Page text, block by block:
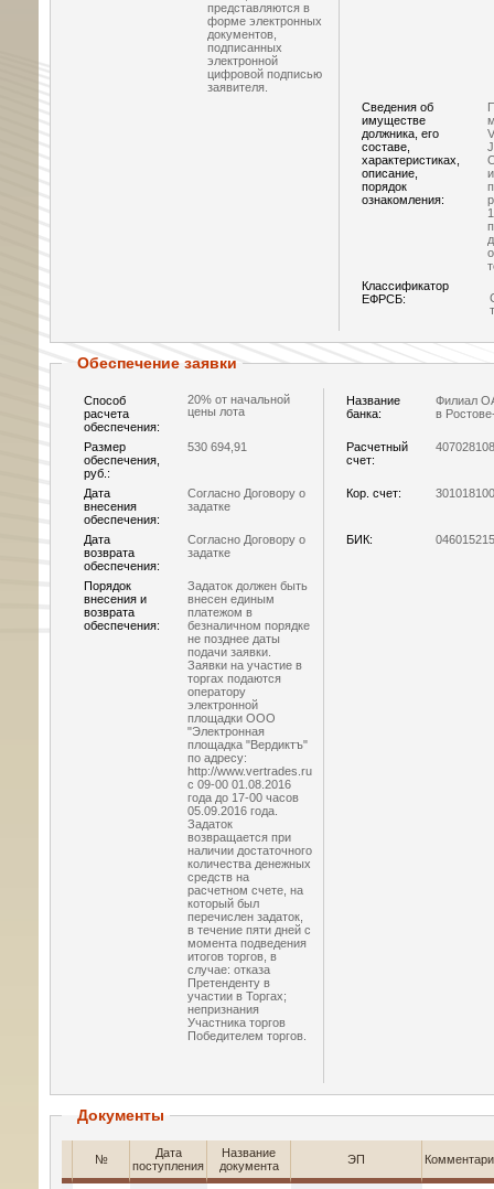
представляются в
форме электронных
документов,
подписанных
электронной
цифровой подписью
заявителя.
Сведения об
имуществе
должника, его
составе,
характеристиках,
описание,
порядок
ознакомления:
Классификатор
ЕФРСБ:
Обеспечение заявки
Способ
расчета
обеспечения:
20% от начальной
цены лота
Название
банка:
Филиал
в
Размер
обеспечения,
руб.:
530 694,91
Расчетный
счет:
Дата
внесения
обеспечения:
Согласно Договору о
задатке
Кор. счет:
Дата
возврата
обеспечения:
Согласно Договору о
задатке
БИК: 046015215
Порядок
внесения и
возврата
обеспечения:
Задаток должен быть
внесен единым
платежом в
безналичном порядке
не позднее даты
подачи заявки.
Заявки на участие в
торгах подаются
оператору
электронной
площадки ООО
"Электронная
площадка "Вердиктъ"
по адресу:
http://www.vertrades.ru
с 09-00 01.08.2016
года до 17-00 часов
05.09.2016 года.
Задаток
возвращается при
наличии достаточного
количества денежных
средств на
расчетном счете, на
который был
перечислен задаток,
в течение пяти дней с
момента подведения
итогов торгов, в
случае: отказа
Претенденту в
участии в Торгах;
непризнания
Участника торгов
Победителем торгов.
Документы
№
Дата
поступления
Название
документа
ЭП